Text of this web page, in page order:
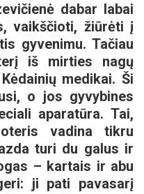
dabar labai
vaikščioti, žiūrėti į
gyvenimu. Tačiau
iš mirties nagų
medikai. Ši
o jos gyvybines
aparatūra. Tai,
vadina tikru
turi du galus ir
– kartais ir abu
ji pati pavasarį